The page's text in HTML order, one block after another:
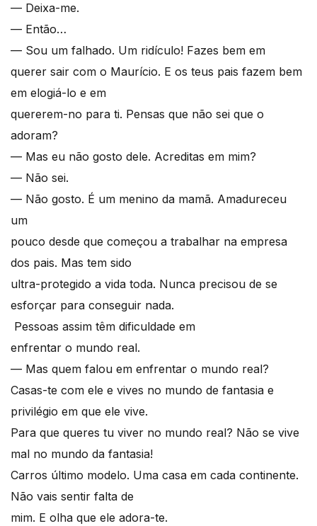
— Deixa-me.
— Então…
— Sou um falhado. Um ridículo! Fazes bem em
querer sair com o Maurício. E os teus pais fazem bem
em elogiá-lo e em
quererem-no para ti. Pensas que não sei que o
adoram?
— Mas eu não gosto dele. Acreditas em mim?
— Não sei.
— Não gosto. É um menino da mamã. Amadureceu
um
pouco desde que começou a trabalhar na empresa
dos pais. Mas tem sido
ultra-protegido a vida toda. Nunca precisou de se
esforçar para conseguir nada.
Pessoas assim têm dificuldade em
enfrentar o mundo real.
— Mas quem falou em enfrentar o mundo real?
Casas-te com ele e vives no mundo de fantasia e
privilégio em que ele vive.
Para que queres tu viver no mundo real? Não se vive
mal no mundo da fantasia!
Carros último modelo. Uma casa em cada continente.
Não vais sentir falta de
mim. E olha que ele adora-te.